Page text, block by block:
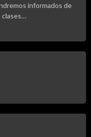
informados de
clases…